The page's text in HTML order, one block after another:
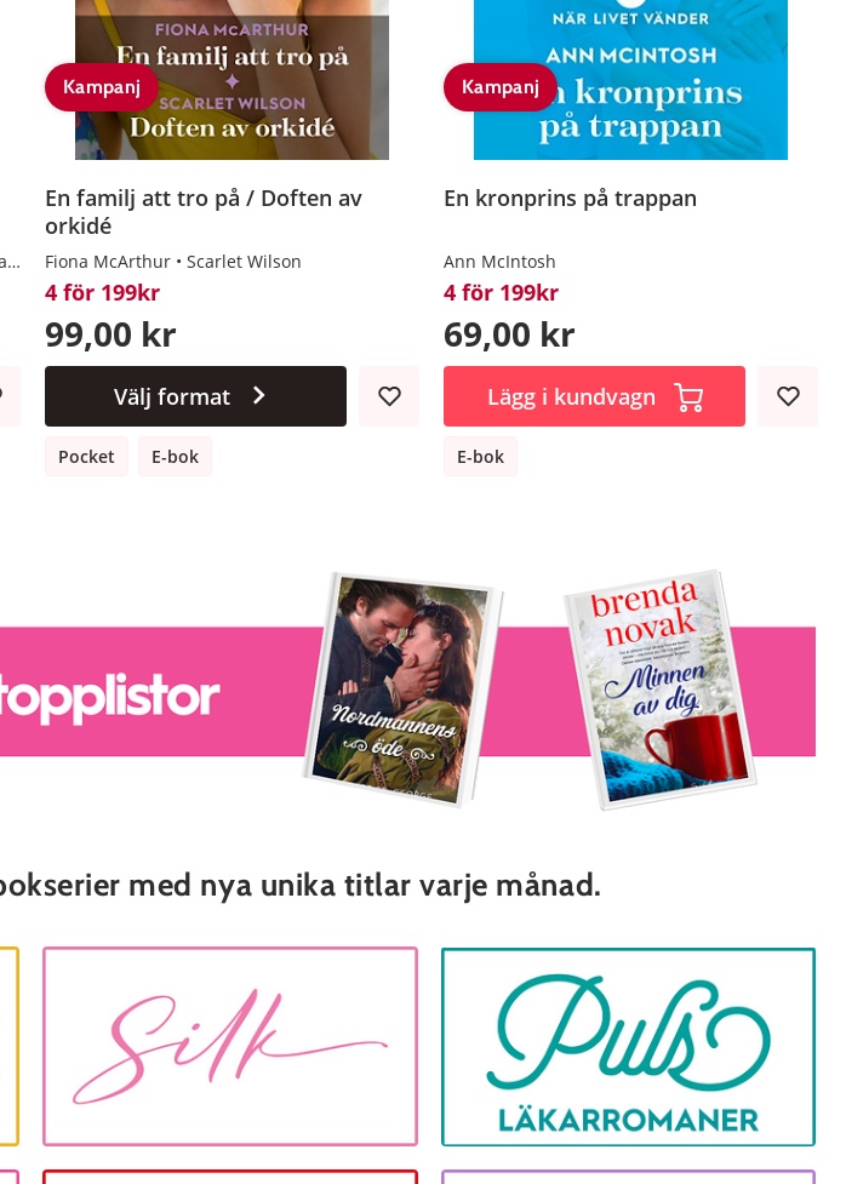
Joss Wood
Kampanj
En familj att tro på / Doften av
orkidé
Fiona McArthur Scarlet Wilson
4 för 199kr
99,00 kr
Välj format
Pocket E-bok
Kampanj
En kronprins på trappan
Ann McIntosh
4 för 199kr
69,00 kr
Lägg i kundvagn
E-bok
med nya unika titlar varje månad.